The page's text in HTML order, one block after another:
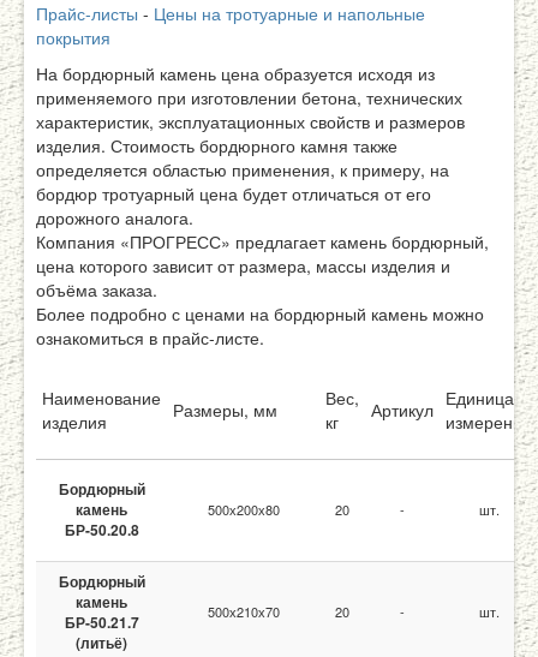
Прайс-листы - Цены на тротуарные и напольные
покрытия
На бордюрный камень цена образуется исходя из
применяемого при изготовлении бетона, технических
характеристик, эксплуатационных свойств и размеров
изделия. Стоимость бордюрного камня также
определяется областью применения, к примеру, на
бордюр тротуарный цена будет отличаться от его
дорожного аналога.
Компания «ПРОГРЕСС» предлагает камень бордюрный,
цена которого зависит от размера, массы изделия и
объёма заказа.
Более подробно с ценами на бордюрный камень можно
ознакомиться в прайс-листе.
Наименование
изделия
Размеры, мм
Вес,
кг
Артикул Единица
измерения
Бордюрный
камень
БР-50.20.8
500х200х80 20 - шт.
Бордюрный
камень
БР-50.21.7
(литьё)
500х210х70 20 - шт.